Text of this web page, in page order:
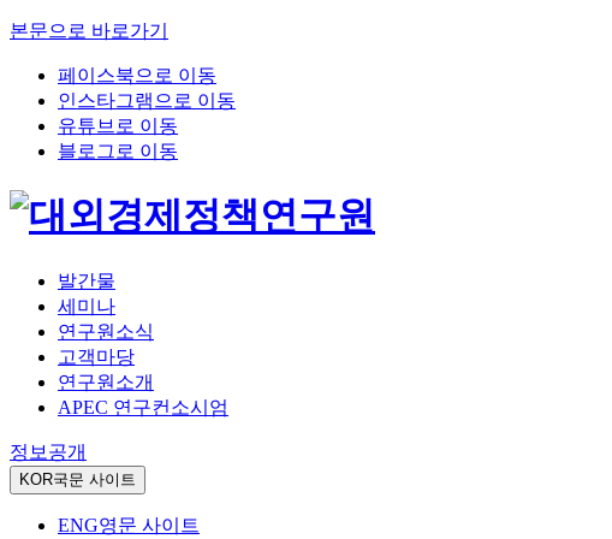
본문으로 바로가기
페이스북으로 이동
인스타그램으로 이동
유튜브로 이동
블로그로 이동
발간물
세미나
연구원소식
고객마당
연구원소개
APEC 연구컨소시엄
정보공개
KOR국문 사이트
ENG영문 사이트